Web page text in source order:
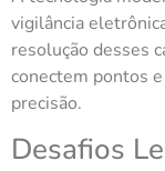
vigilância
resolução desses
conectem pontos
precisão.
Desafios